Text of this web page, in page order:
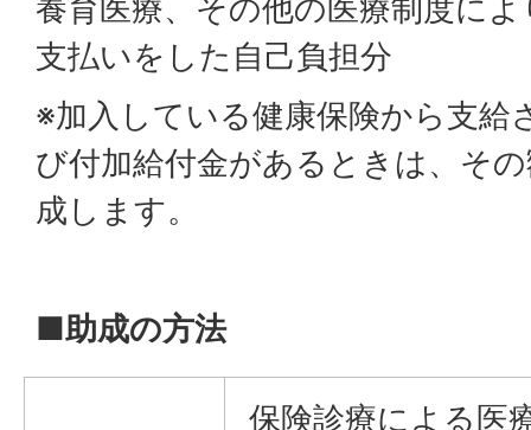
養育医療、その他の医療制度に
支払いをした自己負担分
※加入している健康保険から支給
び付加給付金があるときは、そ
成します。
■助成の方法
保険診療による医